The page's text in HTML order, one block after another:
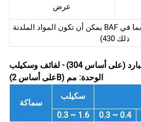
عرض
يمكن أن تكون المواد الملدنة BAF من 3.0 مم إلى 6.0 مم (بما في
ذلك 430)
لفائف مدرفلة على البارد (على أساس 304) - لفائف وسكيلب
(على أساس 2B) الوحدة: مم
سماكة
سكيلب
0.3 ~ 1.6
0.3 ~ 0.4